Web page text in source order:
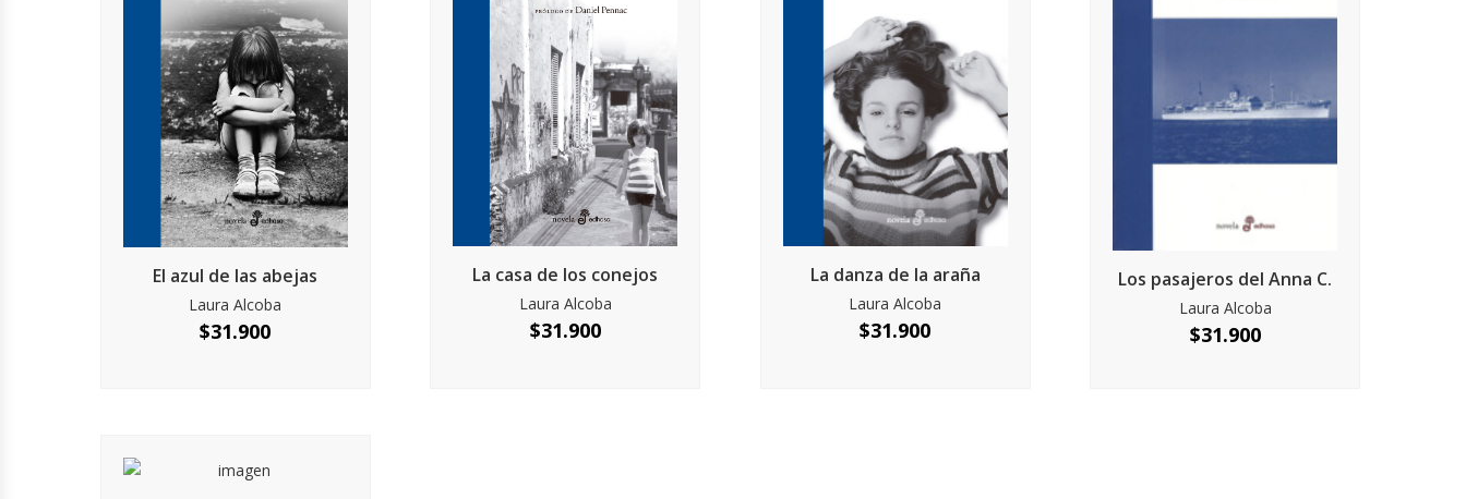
El azul de las abejas
Laura Alcoba
$31.900
La casa de los conejos
Laura Alcoba
$31.900
La danza de la araña
Laura Alcoba
$31.900
Los pasajeros del Anna C.
Laura Alcoba
$31.900